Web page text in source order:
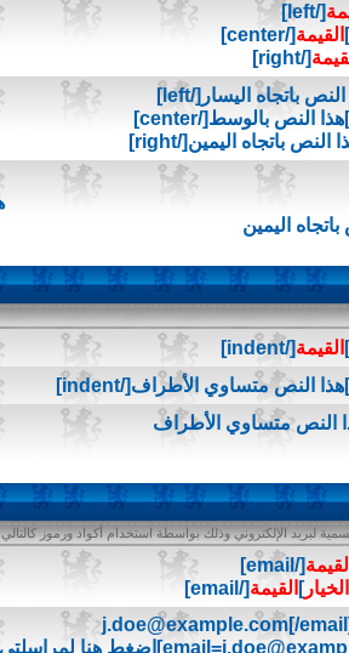
[/left]
القيمة[/center]
[/right]
اليمين
القيمة[/indent]
النص متساوي الأطراف
لبريد الإلكتروني وذلك بواسطة استخدام أكواد ورموز
القيمة[/email]
الخيار] القيمة[/email]